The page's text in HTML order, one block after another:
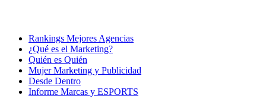
Rankings Mejores Agencias
¿Qué es el Marketing?
Quién es Quién
Mujer Marketing y Publicidad
Desde Dentro
Informe Marcas y ESPORTS